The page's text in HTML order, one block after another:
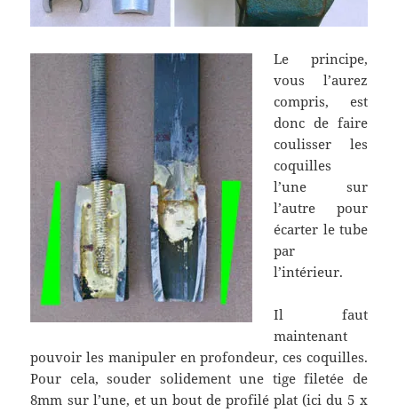
Le principe,
vous l’aurez
compris, est
donc de faire
coulisser les
coquilles
l’une sur
l’autre pour
écarter le tube
par
l’intérieur.
Il faut
maintenant
pouvoir les manipuler en profondeur, ces coquilles.
Pour cela, souder solidement une tige filetée de
8mm sur l’une, et un bout de profilé plat (ici du 5 x